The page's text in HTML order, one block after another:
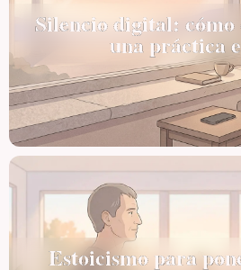
Silencio digital:
una práctica
Estoicismo para